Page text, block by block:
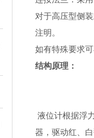
对于高压型侧
注明。
如有特殊要求
结构原理：
液位计根据浮
器，驱动红、